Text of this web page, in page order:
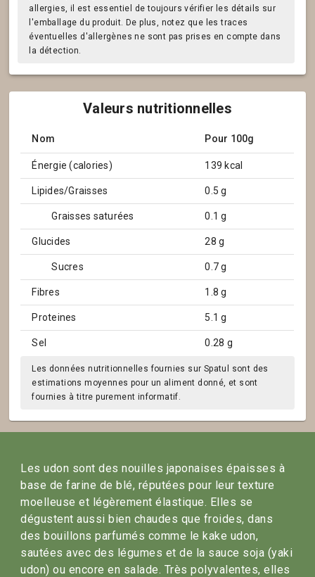
allergies, il est essentiel de toujours vérifier les détails sur
l'emballage du produit. De plus, notez que les traces
éventuelles d'allergènes ne sont pas prises en compte dans
la détection.
Valeurs nutritionnelles
Nom Pour 100g
Énergie (calories) 139 kcal
Lipides/Graisses 0.5 g
Graisses saturées 0.1 g
Glucides 28 g
Sucres 0.7 g
Fibres 1.8 g
Proteines 5.1 g
Sel 0.28 g
Les données nutritionnelles fournies sur Spatul sont des
estimations moyennes pour un aliment donné, et sont
fournies à titre purement informatif.
Les udon sont des nouilles japonaises épaisses à
base de farine de blé, réputées pour leur texture
moelleuse et légèrement élastique. Elles se
dégustent aussi bien chaudes que froides, dans
des bouillons parfumés comme le kake udon,
sautées avec des légumes et de la sauce soja (yaki
udon) ou encore en salade. Très polyvalentes, elles